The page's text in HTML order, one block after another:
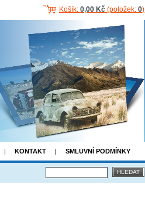
KONTAKT SMLUVNÍ PODMÍNKY
Košík: 0,00 Kč (položek: 0)